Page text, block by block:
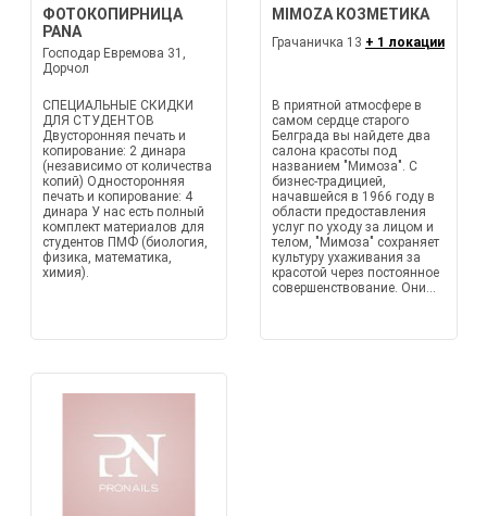
ФОТОКОПИРНИЦА
PANA
Господар Евремова 31,
Дорчол
СПЕЦИАЛЬНЫЕ СКИДКИ
ДЛЯ СТУДЕНТОВ
Двусторонняя печать и
копирование: 2 динара
(независимо от количества
копий) Односторонняя
печать и копирование: 4
динара У нас есть полный
комплект материалов для
студентов ПМФ (биология,
физика, математика,
химия).
MIMOZA КОЗМЕТИКА
Грачаничка 13 + 1 локации
В приятной атмосфере в
самом сердце старого
Белграда вы найдете два
салона красоты под
названием "Мимоза". С
бизнес-традицией,
начавшейся в 1966 году в
области предоставления
услуг по уходу за лицом и
телом, "Мимоза" сохраняет
культуру ухаживания за
красотой через постоянное
совершенствование. Они...